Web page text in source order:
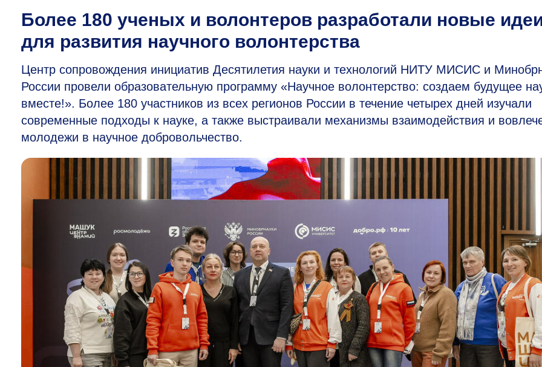
Более 180 ученых и волонтеров разработали новые
для развития научного волонтерства
Центр сопровождения инициатив Десятилетия науки и технологий НИТУ МИСИС и
России провели образовательную программу «Научное волонтерство: создаем будущее
вместе!». Более 180 участников из всех регионов России в течение четырех дней изучали
современные подходы к науке, а также выстраивали механизмы взаимодействия и
молодежи в научное добровольчество.